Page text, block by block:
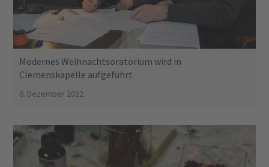
Modernes Weihnachtsoratorium wird in
Clemenskapelle aufgeführt
6. Dezember 2022